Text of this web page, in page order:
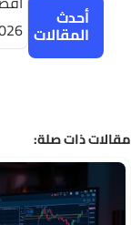
أحدث
المقالات
2026
ذات صلة: